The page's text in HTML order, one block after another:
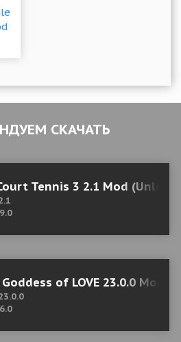
СКАЧАТЬ
Tennis 3 2.1 Mod
Goddess of LOVE 23.0.0 Mod